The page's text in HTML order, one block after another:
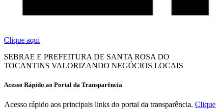
Clique aqui
SEBRAE E PREFEITURA DE SANTA ROSA DO
TOCANTINS VALORIZANDO NEGÓCIOS LOCAIS
Acesso Rápido ao Portal da Transparência
Acesso rápido aos principais links do portal da transparência. Clique